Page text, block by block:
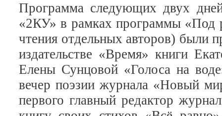
Программа следующих двух
«2КУ» в рамках программы «Под
чтения отдельных авторов) были
издательстве «Время» книги
Елены Сунцовой «Голоса на
вечер поэзии журнала «Новый
первого главный редактор